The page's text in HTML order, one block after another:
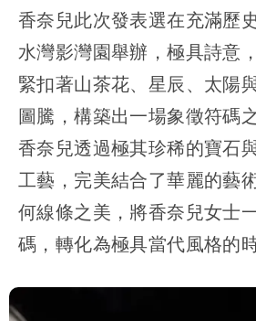
香奈兒此次發表選在充滿歷
水灣影灣園舉辦，極具詩意
緊扣著山茶花、星辰、太陽
圖騰，構築出一場象徵符碼
香奈兒透過極其珍稀的寶石
工藝，完美結合了華麗的藝
何線條之美，將香奈兒女士
碼，轉化為極具當代風格的